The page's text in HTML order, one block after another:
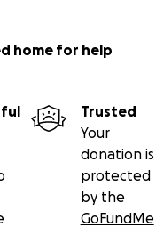
home for help
Trusted
Your
donation is
protected
by the
GoFundMe